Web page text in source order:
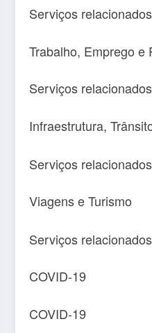
Serviços
Trabalho, Emprego e
Serviços
Infraestrutura,
Serviços
Viagens e Turismo
Serviços
COVID-19
COVID-19